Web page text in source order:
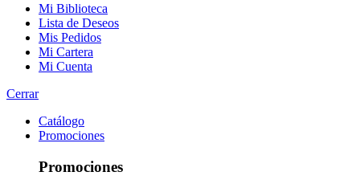
Mi Biblioteca
Lista de Deseos
Mis Pedidos
Mi Cartera
Mi Cuenta
Cerrar
Catálogo
Promociones
Promociones